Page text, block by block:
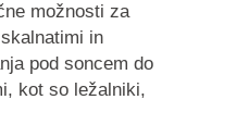
možnosti za
in
pod soncem do
kot so ležalniki,